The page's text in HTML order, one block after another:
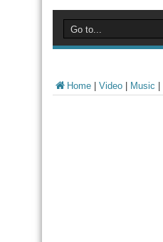
Home Video Music